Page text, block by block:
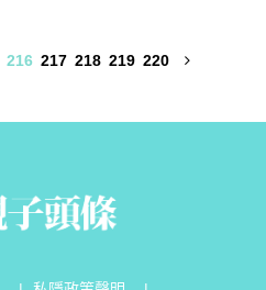
216 217 218 219 220